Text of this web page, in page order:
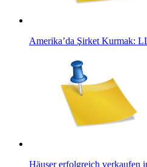
Amerika’da Şirket Kurmak:
Häuser erfolgreich verkaufen